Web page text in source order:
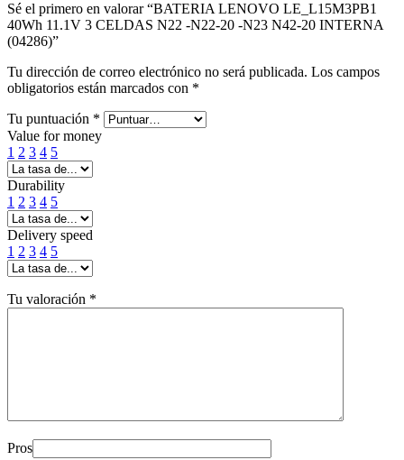
Sé el primero en valorar “BATERIA LENOVO LE_L15M3PB1
40Wh 11.1V 3 CELDAS N22 -N22-20 -N23 N42-20 INTERNA
(04286)”
Tu dirección de correo electrónico no será publicada. Los campos
obligatorios están marcados con *
Tu puntuación *
Value for money
1 2 3 4 5
Durability
1 2 3 4 5
Delivery speed
1 2 3 4 5
Tu valoración *
Pros